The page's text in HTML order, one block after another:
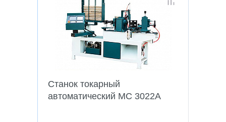
Станок токарный
автоматический МС 3022A